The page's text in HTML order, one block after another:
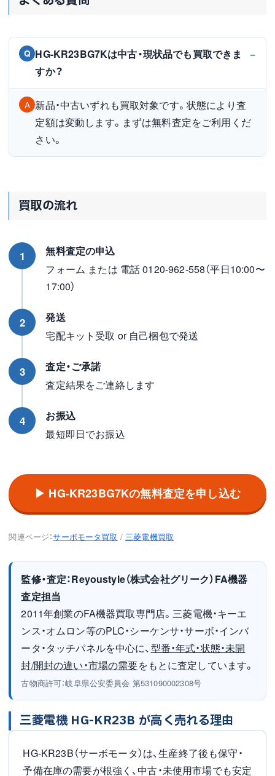
Q HG-KR23BG7Kは中古・現状品でも買取できま
すか？
A 新品・中古いずれも買取対象です。状態により査
定額は変動します。まずは無料査定をご利用くだ
さい。
買取の流れ
1
無料査定の申込
フォーム または 電話 0120-962-558（平日10:00〜
17:00）
2
発送
宅配キット受取 or 自己梱包で発送
3
査定・ご承諾
査定結果をご連絡します
4
お振込
最短即日でお振込
▶ HG-KR23BG7Kの無料査定を申し込む
関連ページ：サーボモータ買取 /三菱電機買取
監修・査定：Reyoustyle（株式会社グリーク）FA機器
査定担当
2011年創業のFA機器買取専門店。三菱電機・キーエ
ンス・オムロン等のPLC・シーケンサ・サーボ・インバ
ータ・タッチパネルを中心に、 型番・年式・状態・未開
封/開封の違い・市場の需要をもとに査定しています。
古物商許可：岐阜県公安委員会 第531090002308号
三菱電機 HG-KR23B が高く売れる理由
HG-KR23B（サーボモータ）は、生産終了後も保守・
予備在庫の需要が根強く、中古・未使用市場でも安定